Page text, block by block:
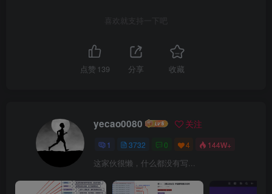
喜欢就支持一下吧
点赞 139 分享 收藏
yecao0080 关注
1 3732 0 4 144W+
这家伙很懒，什么都没有写...